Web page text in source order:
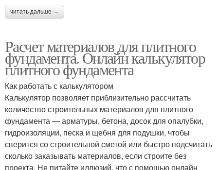
читать дальше →
Расчет материалов для плитного
фундамента. Онлайн калькулятор
плитного фундамента
Как работать с калькулятором
Калькулятор позволяет приблизительно рассчитать
количество строительных материалов для плитного
фундамента — арматуры, бетона, досок для опалубки,
гидроизоляции, песка и щебня для подушки, чтобы
сверится со строительной сметой или быстро подсчитать
сколько заказывать материалов, если строите без
проекта. Не питайте иллюзий, что с помощью онлайн